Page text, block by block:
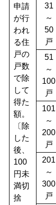
申請
が行
われ
る住
戸の
戸数
で除
して
得た
額。
〔除
した
後、
100
円未
満切
捨
31
～
50
戸
51
～
100
戸
101
～
200
戸
201
～
300
戸